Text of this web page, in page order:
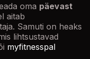
oma päevast
aitab
Samuti on heaks
lihtsustavad
myfitnesspal